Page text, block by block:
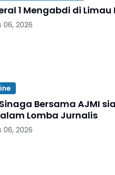
1 Mengabdi di Limau
06, 2026
Bersama AJMI
I/BB Dalam Lomba Jurnalis
06, 2026